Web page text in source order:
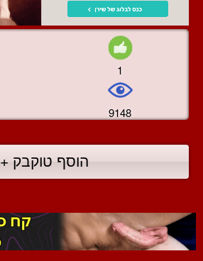
1
9148
הוסף טוקבק +